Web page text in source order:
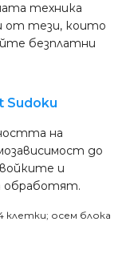
техника
от тези, които
безплатни
Sudoku
на
до
и
обработят.
клетки; осем блока